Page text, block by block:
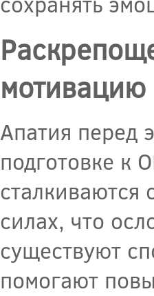
мотивацию
Апатия перед
подготовке к
сталкиваются
силах, что
существуют
помогают